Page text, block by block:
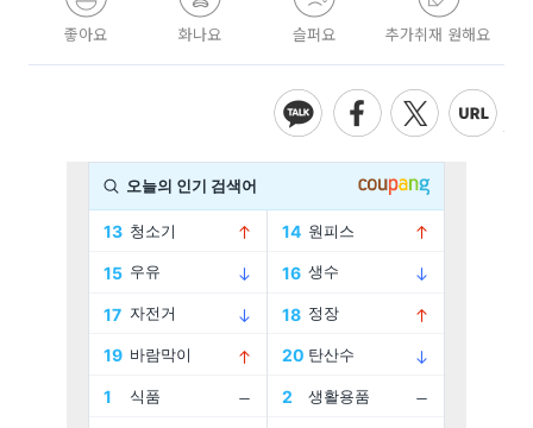
좋아요 화나요 슬퍼요 추가취재 원해요